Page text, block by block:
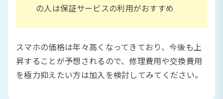
の人は保証サービスの利用がおすすめ
スマホの価格は年々高くなってきており、今後も上
昇することが予想されるので、修理費用や交換費用
を極力抑えたい方は加入を検討してみてください。